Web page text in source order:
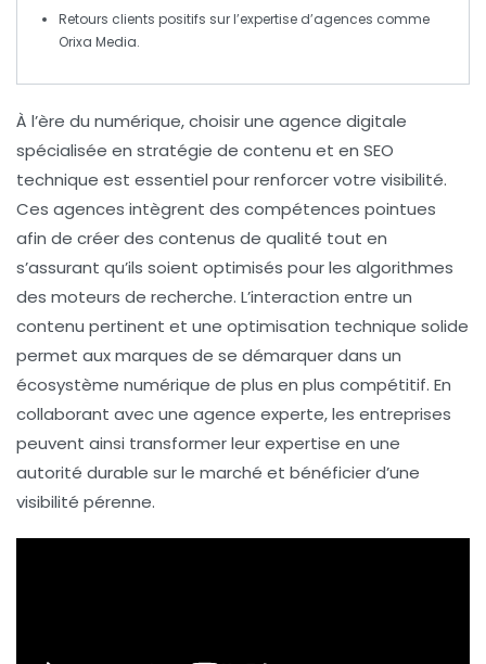
Retours clients positifs sur l’expertise d’agences comme
Orixa Media.
À l’ère du numérique,choisir une agence digitale
spécialisée en stratégie de contenu et en SEO
technique est essentiel pour renforcer votre visibilité.
Ces agences intègrent des compétences pointues
afin de créer des contenus de qualité tout en
s’assurant qu’ils soient optimisés pour les algorithmes
des moteurs de recherche. L’interaction entre un
contenu pertinent et une optimisation technique solide
permet aux marques de se démarquer dans un
écosystème numérique de plus en plus compétitif. En
collaborant avec une agence experte, les entreprises
peuvent ainsi transformer leurexpertise en une
autorité durable sur le marché et bénéficier d’une
visibilité pérenne.